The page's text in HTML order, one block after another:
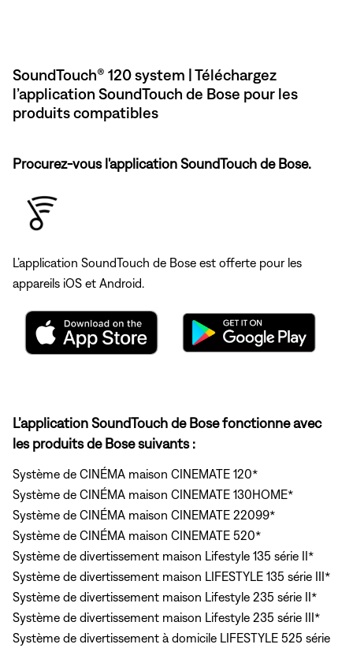
SoundTouch® 120 system | Téléchargez
l’application SoundTouch de Bose pour les
produits compatibles
Procurez-vous l'application SoundTouch de Bose.
L’application SoundTouch de Bose est offerte pour les
appareils iOS et Android.
L’application SoundTouch de Bose fonctionne avec
les produits de Bose suivants :
Système de CINÉMA maison CINEMATE 120*
Système de CINÉMA maison CINEMATE 130HOME*
Système de CINÉMA maison CINEMATE 22099*
Système de CINÉMA maison CINEMATE 520*
Système de divertissement maison Lifestyle 135 série II*
Système de divertissement maison LIFESTYLE 135 série III*
Système de divertissement maison Lifestyle 235 série II*
Système de divertissement maison Lifestyle 235 série III*
Système de divertissement à domicile LIFESTYLE 525 série